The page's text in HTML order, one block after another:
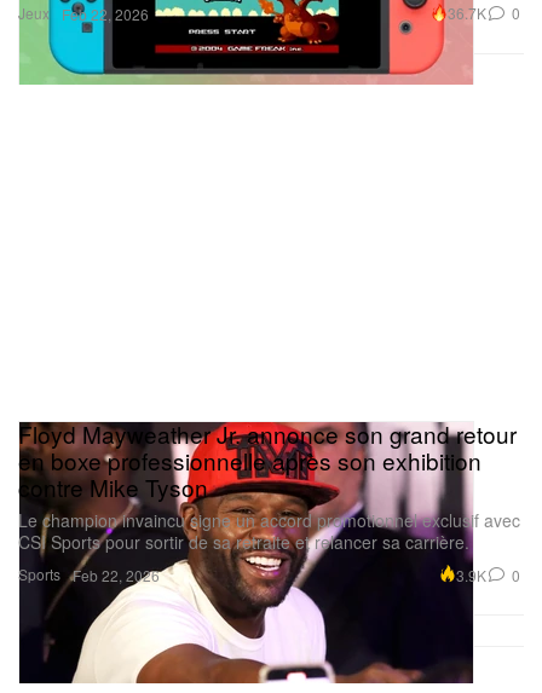
Jeux Feb 22, 2026 36.7K 0
Sports
Floyd Mayweather Jr. annonce son grand retour
en boxe professionnelle après son exhibition
contre Mike Tyson
Le champion invaincu signe un accord promotionnel exclusif avec
CSI Sports pour sortir de sa retraite et relancer sa carrière.
Feb 22, 2026 3.9K 0